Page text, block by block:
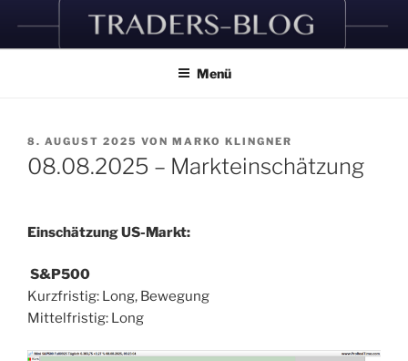
Inhalt
springen
Menü
VERÖFFENTLICHT
AM
8. AUGUST 2025 VON MARKO KLINGNER
08.08.2025 – Markteinschätzung
Einschätzung US-Markt:
S&P500
Kurzfristig: Long, Bewegung
Mittelfristig: Long